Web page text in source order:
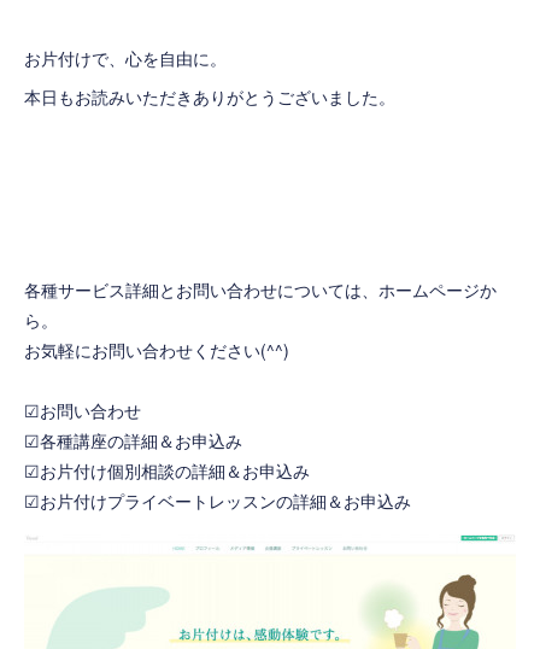
お片付けで、心を自由に。
本日もお読みいただきありがとうございました。
各種サービス詳細とお問い合わせについては、ホームページか
ら。
お気軽にお問い合わせください(^^)
☑お問い合わせ
☑各種講座の詳細＆お申込み
☑お片付け個別相談の詳細＆お申込み
☑お片付けプライベートレッスンの詳細＆お申込み